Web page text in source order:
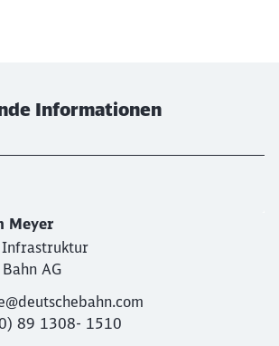
Informationen
Meyer
AG
89 1308- 1510